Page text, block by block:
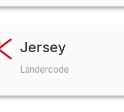
Jersey
Ländercode